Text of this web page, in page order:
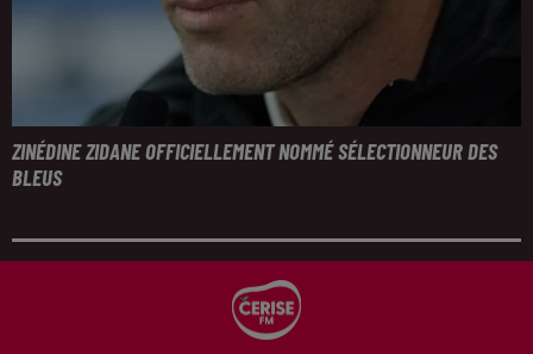
ZINÉDINE ZIDANE OFFICIELLEMENT NOMMÉ SÉLECTIONNEUR DES
BLEUS